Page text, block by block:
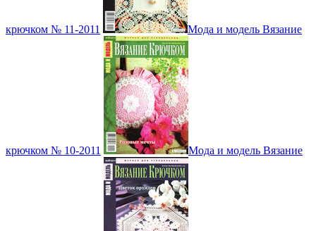
крючком № 11-2011 Мода и модель Вязание
крючком № 10-2011 Мода и модель Вязание